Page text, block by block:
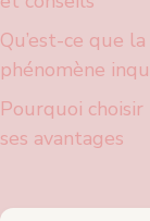
Qu’est-ce que
phénomène
Pourquoi
ses avantages